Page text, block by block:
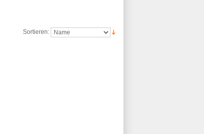
Sortieren: